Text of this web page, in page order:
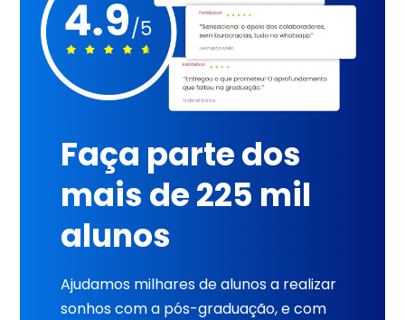
Faça parte dos
mais de 225 mil
alunos
Ajudamos milhares de alunos a realizar
sonhos com a pós-graduação, e com